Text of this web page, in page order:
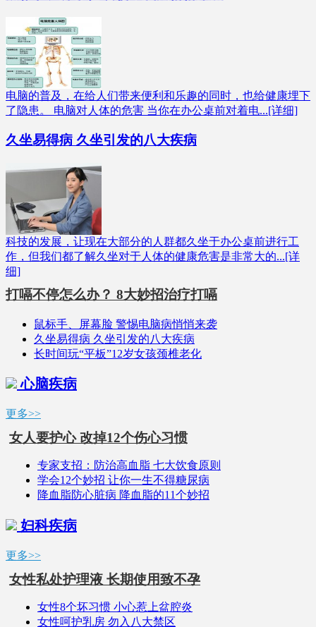
电脑的普及，在给人们带来便利和乐趣的同时，也给健康埋下
了隐患。 电脑对人体的危害 当你在办公桌前对着电...[详细]
久坐易得病 久坐引发的八大疾病
科技的发展，让现在大部分的人群都久坐于办公桌前进行工
作，但我们都了解久坐对于人体的健康危害是非常大的...[详
细]
打嗝不停怎么办？ 8大妙招治疗打嗝
鼠标手、屏幕脸 警惕电脑病悄悄来袭
久坐易得病 久坐引发的八大疾病
长时间玩“平板”12岁女孩颈椎老化
心脑疾病
更多>>
女人要护心 改掉12个伤心习惯
专家支招：防治高血脂 七大饮食原则
学会12个妙招 让你一生不得糖尿病
降血脂防心脏病 降血脂的11个妙招
妇科疾病
更多>>
女性私处护理液 长期使用致不孕
女性8个坏习惯 小心惹上盆腔炎
女性呵护乳房 勿入八大禁区